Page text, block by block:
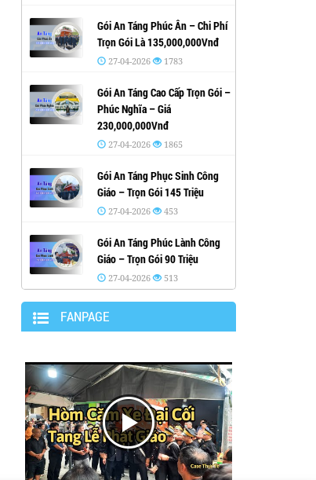
Gói An Táng Phúc Ân – Chi Phí
Trọn Gói Là 135,000,000Vnđ
27-04-2026 1783
Gói An Táng Cao Cấp Trọn Gói –
Phúc Nghĩa – Giá
230,000,000Vnđ
27-04-2026 1865
Gói An Táng Phục Sinh Công
Giáo – Trọn Gói 145 Triệu
27-04-2026 453
Gói An Táng Phúc Lành Công
Giáo – Trọn Gói 90 Triệu
27-04-2026 513
FANPAGE